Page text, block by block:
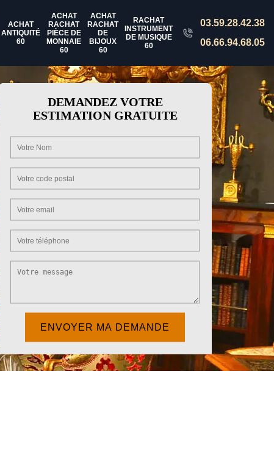
ACHAT
ANTIQUITÉ
60
ACHAT
RACHAT
PIÈCE DE
MONNAIE
60
ACHAT
RACHAT
DE
BIJOUX
60
RACHAT
INSTRUMENT
DE MUSIQUE
60
03.59.28.42.38
06.66.94.68.05
DEMANDEZ VOTRE
ESTIMATION GRATUITE